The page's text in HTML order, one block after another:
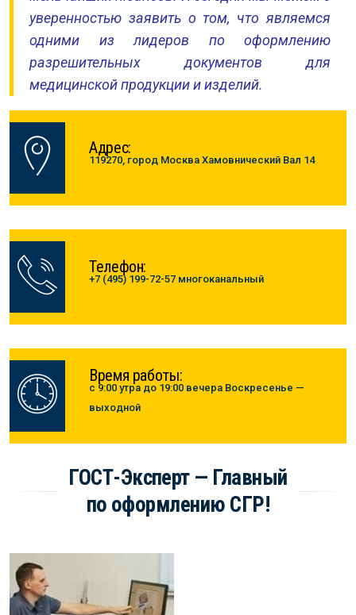
уверенностью заявить о том, что являемся
одними из лидеров по оформлению
разрешительных документов для
медицинской продукции и изделий.
Адрес:
119270, город Москва Хамовнический Вал 14
Телефон:
+7 (495) 199-72-57 многоканальный
Время работы:
с 9:00 утра до 19:00 вечера Воскресенье —
выходной
ГОСТ-Эксперт — Главный
по оформлению СГР!